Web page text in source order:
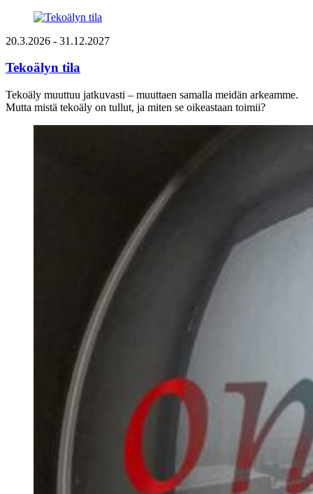
20.3.2026 - 31.12.2027
Tekoälyn tila
Tekoäly muuttuu jatkuvasti – muuttaen samalla meidän arkeamme.
Mutta mistä tekoäly on tullut, ja miten se oikeastaan toimii?